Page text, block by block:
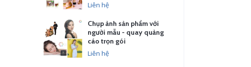
Liên hệ
Chụp ảnh sản phẩm với
người mẫu - quay quảng
cáo trọn gói
Liên hệ